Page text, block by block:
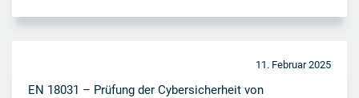
11. Februar 2025
EN 18031 – Prüfung der Cybersicherheit von